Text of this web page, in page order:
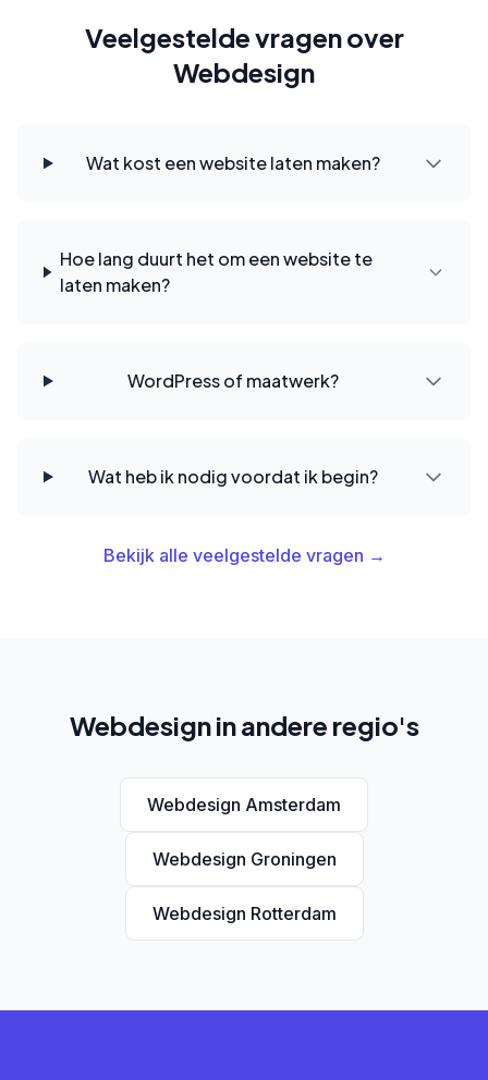
Veelgestelde vragen over
Webdesign
Wat kost een website laten maken?
Hoe lang duurt het om een website te
laten maken?
WordPress of maatwerk?
Wat heb ik nodig voordat ik begin?
Bekijk alle veelgestelde vragen →
Webdesign in andere regio's
Webdesign Amsterdam
Webdesign Groningen
Webdesign Rotterdam